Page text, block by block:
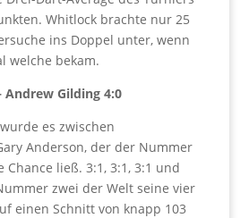
Whitlock brachte nur 25
ins Doppel unter, wenn
welche bekam.
Andrew Gilding 4:0
es zwischen
Anderson, der der Nummer
Chance ließ. 3:1, 3:1, 3:1 und
zwei der Welt seine vier
einen Schnitt von knapp 103